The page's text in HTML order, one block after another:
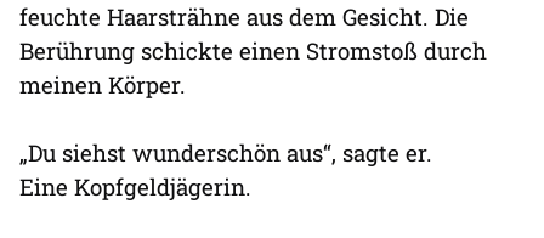
feuchte Haarsträhne aus dem Gesicht. Die
Berührung schickte einen Stromstoß durch
meinen Körper.
„Du siehst wunderschön aus“, sagte er.
Eine Kopfgeldjägerin.